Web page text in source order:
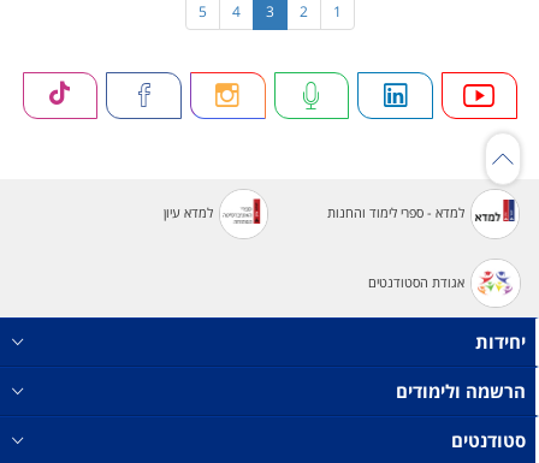
1
2
3
4
5
למדא - ספרי לימוד והחנות למדא עיון
אגודת הסטודנטים
יחידות
הרשמה ולימודים
סטודנטים